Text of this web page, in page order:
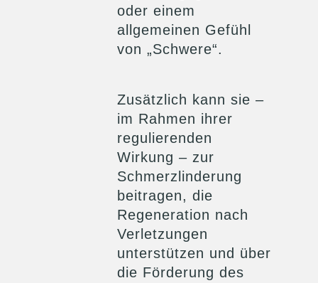
oder einem
allgemeinen Gefühl
von „Schwere“.
Zusätzlich kann sie –
im Rahmen ihrer
regulierenden
Wirkung – zur
Schmerzlinderung
beitragen, die
Regeneration nach
Verletzungen
unterstützen und über
die Förderung des